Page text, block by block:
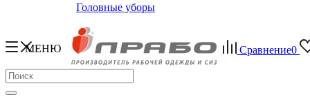
Головные уборы
МЕНЮ Сравнение0